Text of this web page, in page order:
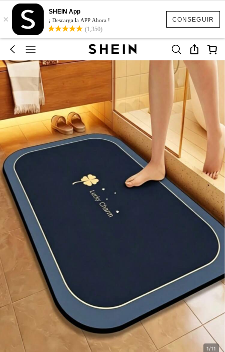
CONSEGUIR
×
SHEIN App
¡ Descarga la APP Ahora !
(1,350)
1/11